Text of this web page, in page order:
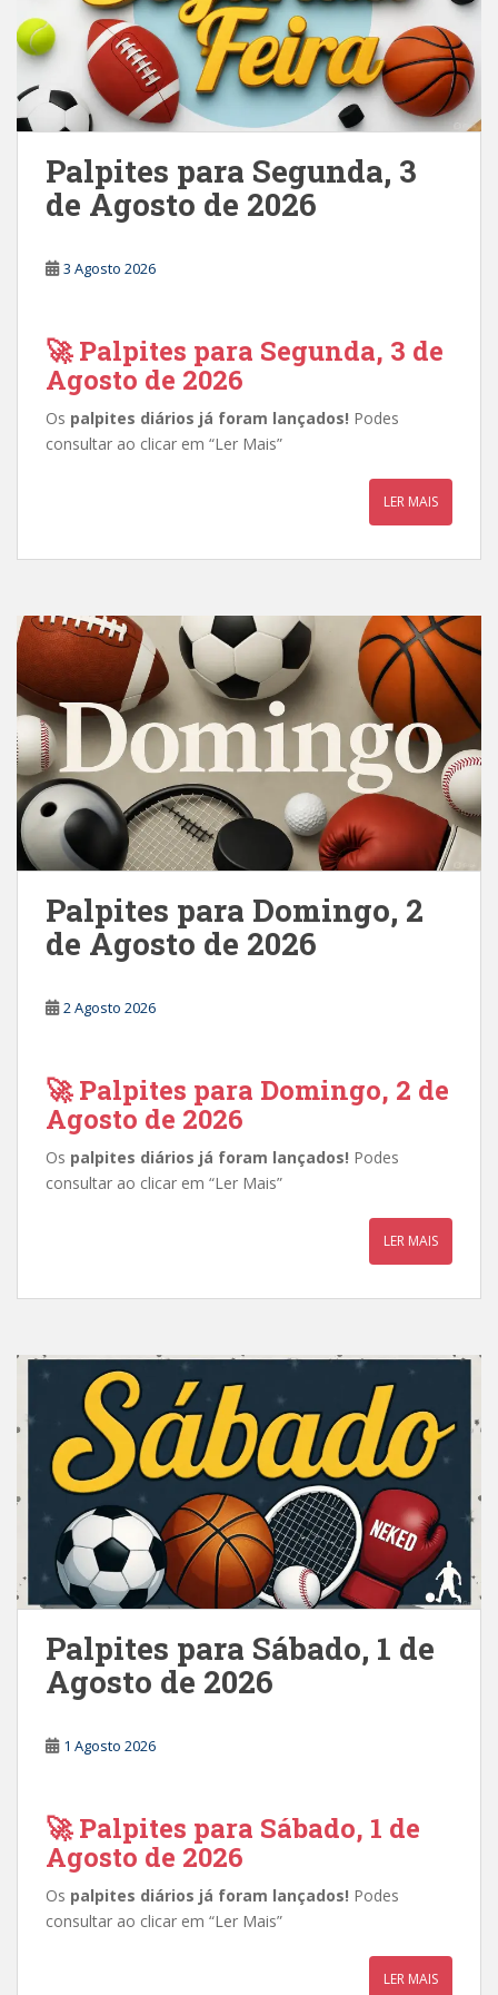
Palpites para Segunda, 3
de Agosto de 2026
3 Agosto 2026
🚀 Palpites para Segunda, 3 de
Agosto de 2026
Os palpites diários já foram lançados! Podes
consultar ao clicar em “Ler Mais”
LER MAIS
Palpites para Domingo, 2
de Agosto de 2026
2 Agosto 2026
🚀 Palpites para Domingo, 2 de
Agosto de 2026
Os palpites diários já foram lançados! Podes
consultar ao clicar em “Ler Mais”
LER MAIS
Palpites para Sábado, 1 de
Agosto de 2026
1 Agosto 2026
🚀 Palpites para Sábado, 1 de
Agosto de 2026
Os palpites diários já foram lançados! Podes
consultar ao clicar em “Ler Mais”
LER MAIS